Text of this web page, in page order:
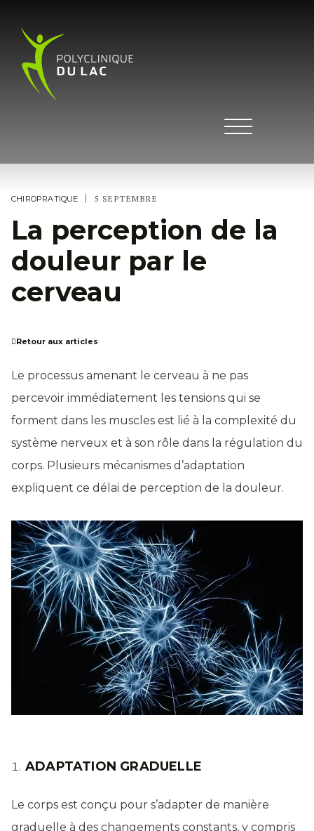
CHIROPRATIQUE | 5 SEPTEMBRE
La perception de la
douleur par le
cerveau
Retour aux articles
Le processus amenant le cerveau à ne pas
percevoir immédiatement les tensions qui se
forment dans les muscles est lié à la complexité du
système nerveux et à son rôle dans la régulation du
corps. Plusieurs mécanismes d’adaptation
expliquent ce délai de perception de la douleur.
ADAPTATION GRADUELLE
Le corps est conçu pour s’adapter de manière
graduelle à des changements constants, y compris